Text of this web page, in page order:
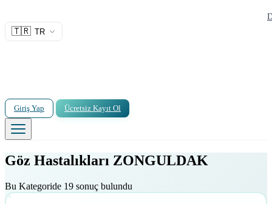
🇹🇷 TR
Giriş Yap Ücretsiz Kayıt Ol
Göz Hastalıkları ZONGULDAK
Bu Kategoride 19 sonuç bulundu